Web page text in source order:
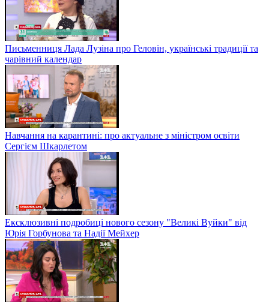
Письменниця Лада Лузіна про Геловін, українські традиції та
чарівний календар
Навчання на карантині: про актуальне з міністром освіти
Сергієм Шкарлетом
Ексклюзивні подробиці нового сезону "Великі Вуйки" від
Юрія Горбунова та Надії Мейхер